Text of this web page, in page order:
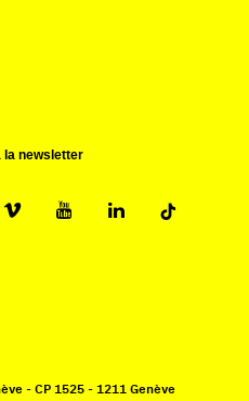
la newsletter
- CP 1525 - 1211 Genève